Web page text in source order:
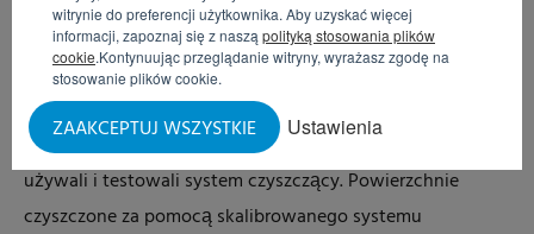
witrynie do preferencji użytkownika. Aby uzyskać więcej
informacji, zapoznaj się z naszą polityką stosowania plików
cookie.Kontynuując przeglądanie witryny, wyrażasz zgodę na
stosowanie plików cookie.
Ustawienia
ZAAKCEPTUJ WSZYSTKIE
czyszczących.
Po skalibrowaniu satelitów systemu czyszczącego ważne
jest, aby użytkownicy obszaru produkcji i przetwarzania
używali i testowali system czyszczący. Powierzchnie
czyszczone za pomocą skalibrowanego systemu